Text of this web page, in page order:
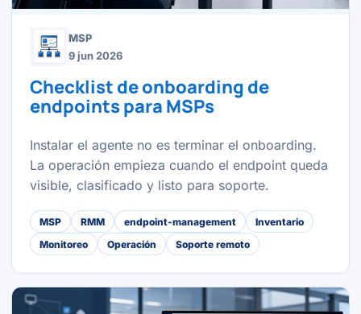
MSP
9 jun 2026
Checklist de onboarding de
endpoints para MSPs
Instalar el agente no es terminar el onboarding.
La operación empieza cuando el endpoint queda
visible, clasificado y listo para soporte.
MSP RMM endpoint-management
Inventario
Monitoreo
Operación Soporte remoto